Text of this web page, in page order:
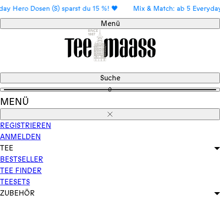
Direkt
zum
Inhalt
Dosen (S) sparst du 15 %! 🖤 Mix & Match: ab 5 Everyday
Menü
Suche
0
MENÜ
Schließen
REGISTRIEREN
ANMELDEN
TEE
BESTSELLER
TEE FINDER
TEESETS
ZUBEHÖR